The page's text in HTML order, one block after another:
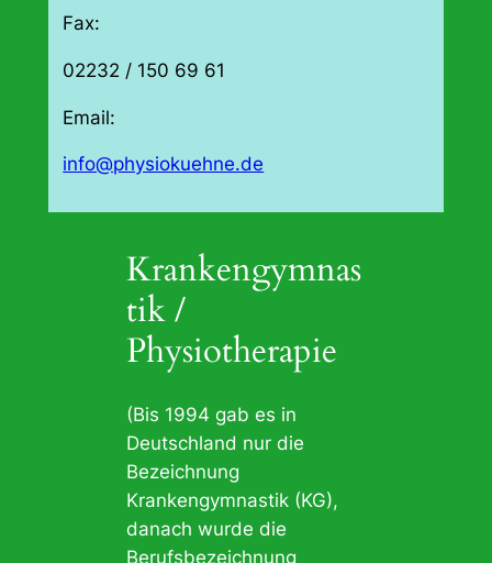
Fax:
02232 / 150 69 61
Email:
info@physiokuehne.de
Krankengymnas
tik /
Physiotherapie
(Bis 1994 gab es in
Deutschland nur die
Bezeichnung
Krankengymnastik (KG),
danach wurde die
Berufsbezeichnung